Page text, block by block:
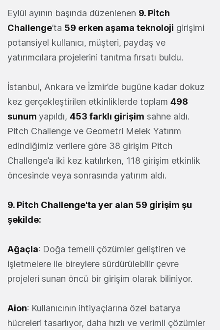
Eylül ayının başında düzenlenen 9. Pitch
Challenge’ta 59 erken aşama teknoloji girişimi
potansiyel kullanıcı, müşteri, paydaş ve
yatırımcılara projelerini tanıtma fırsatı buldu.
İstanbul, Ankara ve İzmir’de bugüne kadar dokuz
kez gerçekleştirilen etkinliklerde toplam 498
sunum yapıldı, 453 farklı girişim sahne aldı.
Pitch Challenge ve Geometri Melek Yatırım
edindiğimiz verilere göre 38 girişim Pitch
Challenge’a iki kez katılırken, 118 girişim etkinlik
öncesinde veya sonrasında yatırım aldı.
9. Pitch Challenge'ta yer alan 59 girişim şu
şekilde:
Ağaçla: Doğa temelli çözümler geliştiren ve
işletmelere ile bireylere sürdürülebilir çevre
projeleri sunan öncü bir girişim olarak biliniyor.
Aion: Kullanıcının ihtiyaçlarına özel batarya
hücreleri tasarlıyor, daha hızlı ve verimli çözümler